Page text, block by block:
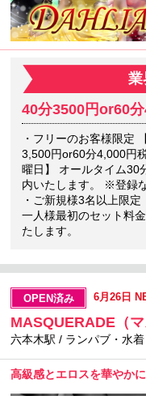
業
40分3500円or60
・フリーのお客様限定
3,500円or60分4,000円
曜日】 オールタイム30
内いたします。 ※登録
・ご新規様3名以上限
一人様最初のセット料
たします。
OPEN済み 6月26日
MASQUERADE（マ
六本木駅 / ランパブ・水着
高級感とエロスを華やか